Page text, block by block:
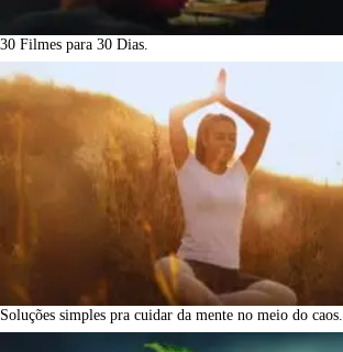
30 Filmes para 30 Dias.
Soluções simples pra cuidar da mente no meio do caos.